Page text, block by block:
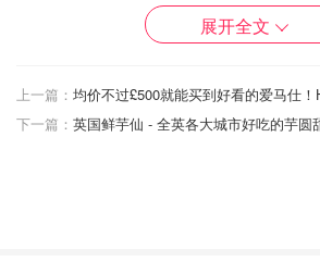
被发送给检察官。（
信息页）
展开全文
上一篇：
下一篇： 英国鲜芋仙 - 全英各大城市好吃的芋圆